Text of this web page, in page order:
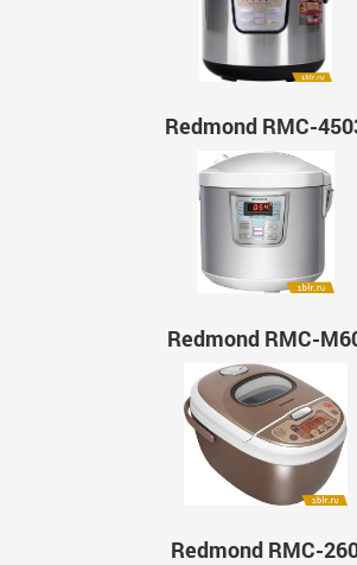
Redmond RMC-
Redmond RMC-
Redmond RMC-